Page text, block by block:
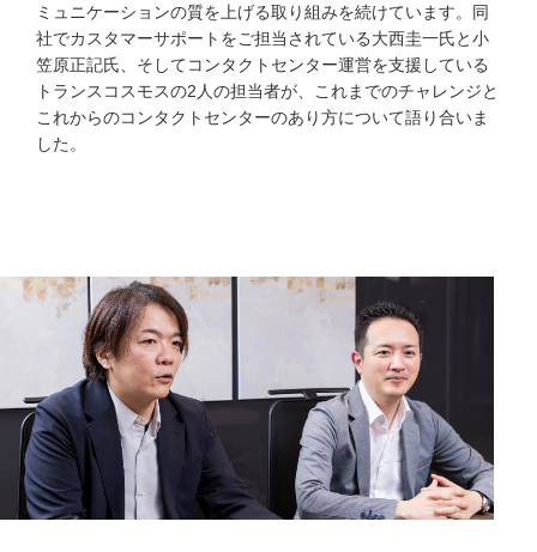
ミュニケーションの質を上げる取り組みを続けています。同
社でカスタマーサポートをご担当されている大西圭一氏と小
笠原正記氏、そしてコンタクトセンター運営を支援している
トランスコスモスの2人の担当者が、これまでのチャレンジと
これからのコンタクトセンターのあり方について語り合いま
した。